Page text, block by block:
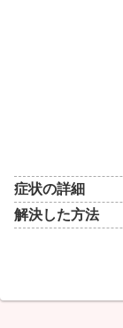
症状の詳細
解決した方法